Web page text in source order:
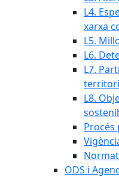
L4.
xarxa
L5.
L6.
L7.
territori
L8.
ODS i